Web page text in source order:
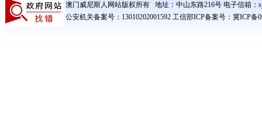
澳门威尼斯人网站版权所有 地址：中山东路216号 电子信箱：
公安机关备案号：13010202001592 工信部ICP备案号：冀ICP备